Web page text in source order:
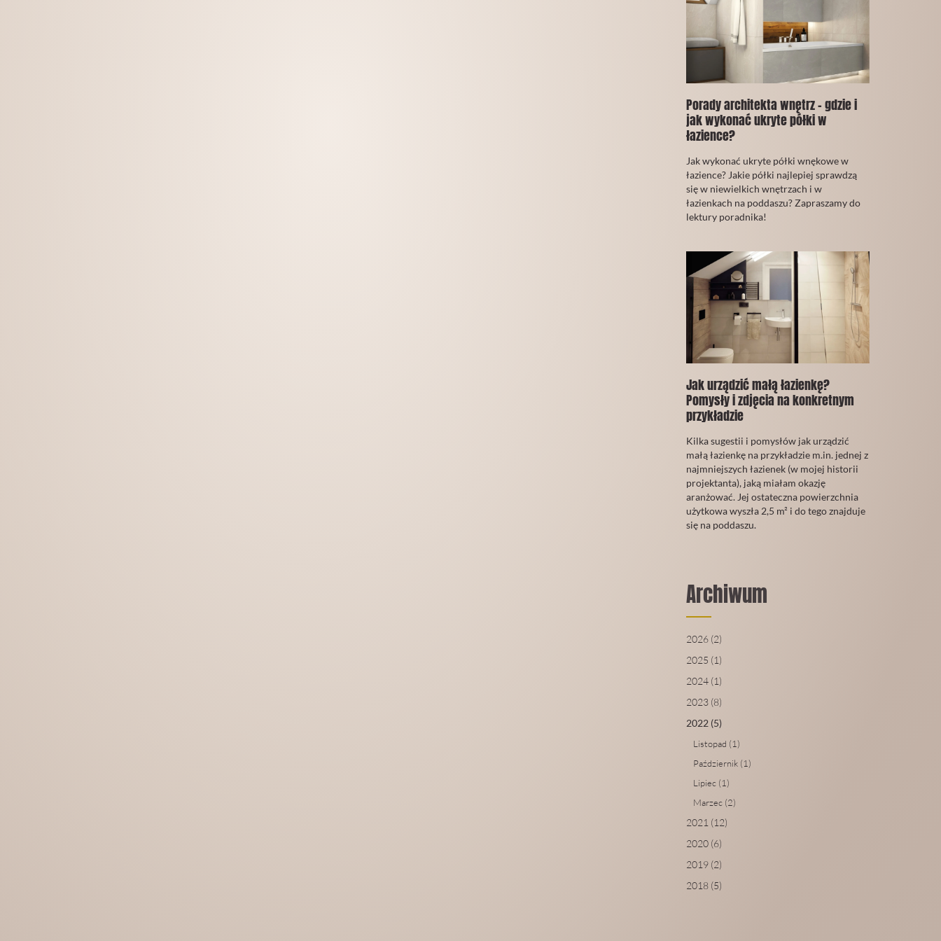
Porady architekta wnętrz - gdzie i
jak wykonać ukryte półki w
łazience?
Wrzesień
2021
Jak wykonać ukryte półki wnękowe w
łazience? Jakie półki najlepiej sprawdzą
się w niewielkich wnętrzach i w
łazienkach na poddaszu? Zapraszamy do
lektury poradnika!
WIĘCEJ
Jak urządzić małą łazienkę?
Pomysły i zdjęcia na konkretnym
przykładzie
Grudzień
2019
Kilka sugestii i pomysłów jak urządzić
małą łazienkę na przykładzie m.in. jednej z
najmniejszych łazienek (w mojej historii
projektanta), jaką miałam okazję
aranżować. Jej ostateczna powierzchnia
użytkowa wyszła 2,5 m² i do tego znajduje
się na poddaszu.
Archiwum
2026 (2)
2025 (1)
2024 (1)
2023 (8)
2022 (5)
Listopad (1)
Październik (1)
Lipiec (1)
Marzec (2)
2021 (12)
2020 (6)
2019 (2)
2018 (5)